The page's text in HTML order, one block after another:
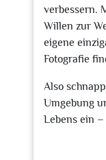
verbessern.
Willen zur
eigene
Fotografie
Also
Umgebung
Lebens ein